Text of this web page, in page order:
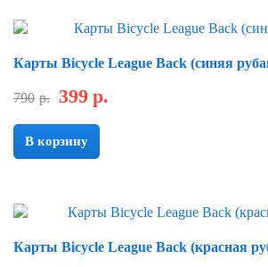
Скидка
Карты Bicycle League Back (синяя
790 р. 399 р.
В корзину
Скидка
Карты Bicycle League Back (красная